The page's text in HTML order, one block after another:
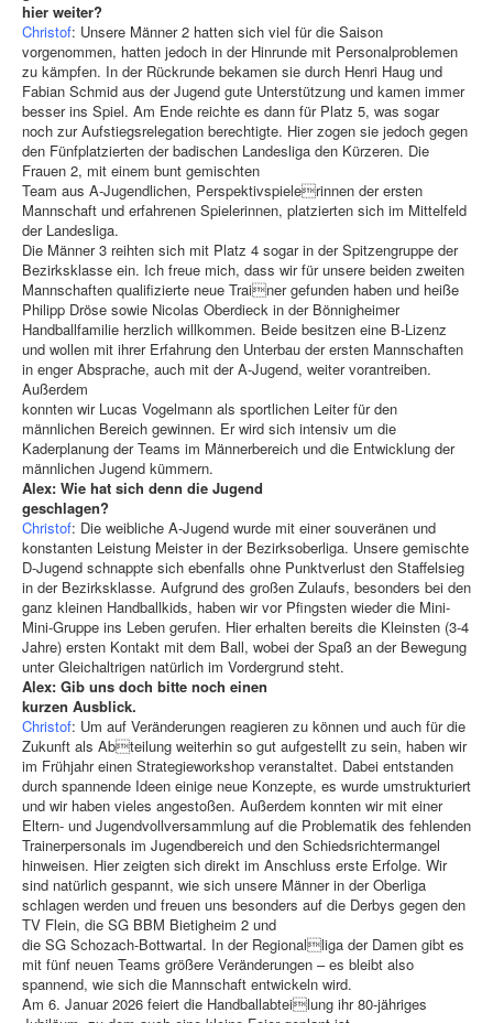
hier weiter?
Christof: Unsere Männer 2 hatten sich viel für die Saison
vorgenommen, hatten jedoch in der Hinrunde mit Personalproblemen
zu kämpfen. In der Rückrunde bekamen sie durch Henri Haug und
Fabian Schmid aus der Jugend gute Unterstützung und kamen immer
besser ins Spiel. Am Ende reichte es dann für Platz 5, was sogar
noch zur Aufstiegsrelegation berechtigte. Hier zogen sie jedoch gegen
den Fünfplatzierten der badischen Landesliga den Kürzeren. Die
Frauen 2, mit einem bunt gemischten
Team aus A-Jugendlichen, Perspektivspielerinnen der ersten
Mannschaft und erfahrenen Spielerinnen, platzierten sich im Mittelfeld
der Landesliga.
Die Männer 3 reihten sich mit Platz 4 sogar in der Spitzengruppe der
Bezirksklasse ein. Ich freue mich, dass wir für unsere beiden zweiten
Mannschaften qualifizierte neue Trainer gefunden haben und heiße
Philipp Dröse sowie Nicolas Oberdieck in der Bönnigheimer
Handballfamilie herzlich willkommen. Beide besitzen eine B-Lizenz
und wollen mit ihrer Erfahrung den Unterbau der ersten Mannschaften
in enger Absprache, auch mit der A-Jugend, weiter vorantreiben.
Außerdem
konnten wir Lucas Vogelmann als sportlichen Leiter für den
männlichen Bereich gewinnen. Er wird sich intensiv um die
Kaderplanung der Teams im Männerbereich und die Entwicklung der
männlichen Jugend kümmern.
Alex: Wie hat sich denn die Jugend
geschlagen?
Christof: Die weibliche A-Jugend wurde mit einer souveränen und
konstanten Leistung Meister in der Bezirksoberliga. Unsere gemischte
D-Jugend schnappte sich ebenfalls ohne Punktverlust den Staffelsieg
in der Bezirksklasse. Aufgrund des großen Zulaufs, besonders bei den
ganz kleinen Handballkids, haben wir vor Pfingsten wieder die Mini-
Mini-Gruppe ins Leben gerufen. Hier erhalten bereits die Kleinsten (3-4
Jahre) ersten Kontakt mit dem Ball, wobei der Spaß an der Bewegung
unter Gleichaltrigen natürlich im Vordergrund steht.
Alex: Gib uns doch bitte noch einen
kurzen Ausblick.
Christof: Um auf Veränderungen reagieren zu können und auch für die
Zukunft als Abteilung weiterhin so gut aufgestellt zu sein, haben wir
im Frühjahr einen Strategieworkshop veranstaltet. Dabei entstanden
durch spannende Ideen einige neue Konzepte, es wurde umstrukturiert
und wir haben vieles angestoßen. Außerdem konnten wir mit einer
Eltern- und Jugendvollversammlung auf die Problematik des fehlenden
Trainerpersonals im Jugendbereich und den Schiedsrichtermangel
hinweisen. Hier zeigten sich direkt im Anschluss erste Erfolge. Wir
sind natürlich gespannt, wie sich unsere Männer in der Oberliga
schlagen werden und freuen uns besonders auf die Derbys gegen den
TV Flein, die SG BBM Bietigheim 2 und
die SG Schozach-Bottwartal. In der Regionalliga der Damen gibt es
mit fünf neuen Teams größere Veränderungen – es bleibt also
spannend, wie sich die Mannschaft entwickeln wird.
Am 6. Januar 2026 feiert die Handballabteilung ihr 80-jähriges